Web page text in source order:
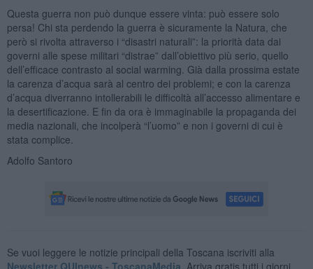
Questa guerra non può dunque essere vinta: può essere solo
persa! Chi sta perdendo la guerra è sicuramente la Natura, che
però si rivolta attraverso i “disastri naturali”: la priorità data dai
governi alle spese militari “distrae” dall’obiettivo più serio, quello
dell’efficace contrasto al social warming. Già dalla prossima estate
la carenza d’acqua sarà al centro dei problemi; e con la carenza
d’acqua diverranno intollerabili le difficoltà all’accesso alimentare e
la desertificazione. E fin da ora è immaginabile la propaganda dei
media nazionali, che incolperà “l’uomo” e non i governi di cui è
stata complice.
Adolfo Santoro
Se vuoi leggere le notizie principali della Toscana iscriviti alla
Newsletter QUInews - ToscanaMedia. Arriva gratis tutti i giorni